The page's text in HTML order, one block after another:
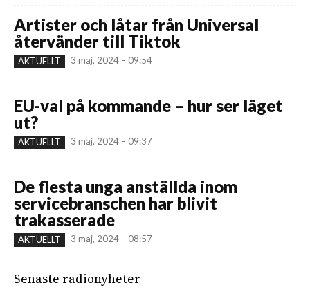
Artister och låtar från Universal
återvänder till Tiktok
AKTUELLT 3 maj, 2024 – 09:54
EU-val på kommande – hur ser läget
ut?
AKTUELLT 3 maj, 2024 – 09:37
De flesta unga anställda inom
servicebranschen har blivit
trakasserade
AKTUELLT 3 maj, 2024 – 08:57
Senaste radionyheter